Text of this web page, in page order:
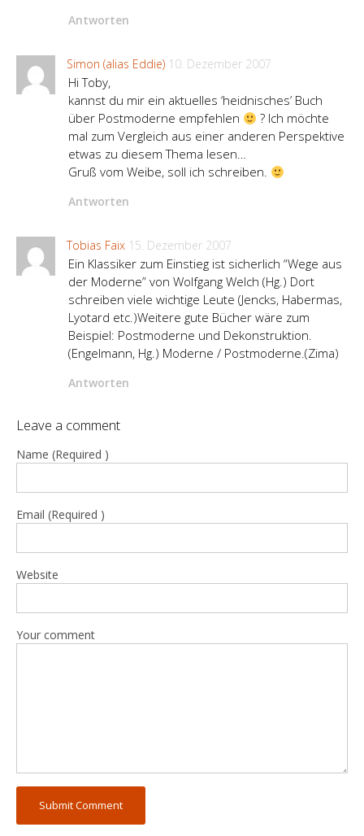
Antworten
Simon (alias Eddie) 10. Dezember 2007
Hi Toby,
kannst du mir ein aktuelles ‘heidnisches’ Buch
über Postmoderne empfehlen
? Ich möchte
mal zum Vergleich aus einer anderen Perspektive
etwas zu diesem Thema lesen…
Gruß vom Weibe, soll ich schreiben.
Antworten
Tobias Faix 15. Dezember 2007
Ein Klassiker zum Einstieg ist sicherlich “Wege aus
der Moderne” von Wolfgang Welch (Hg.) Dort
schreiben viele wichtige Leute (Jencks, Habermas,
Lyotard etc.)Weitere gute Bücher wäre zum
Beispiel: Postmoderne und Dekonstruktion.
(Engelmann, Hg.) Moderne / Postmoderne.(Zima)
Antworten
Leave a comment
Name (Required )
Email (Required )
Website
Your comment